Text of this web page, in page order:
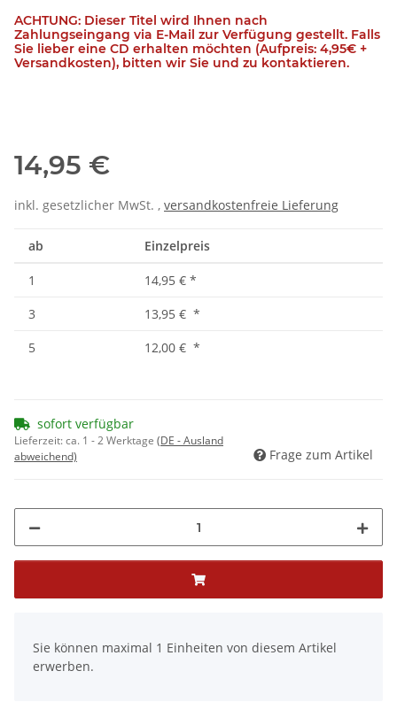
ACHTUNG: Dieser Titel wird Ihnen nach
Zahlungseingang via E-Mail zur Verfügung gestellt. Falls
Sie lieber eine CD erhalten möchten (Aufpreis: 4,95€ +
Versandkosten), bitten wir Sie und zu kontaktieren.
14,95 €
inkl. gesetzlicher MwSt. , versandkostenfreie Lieferung
ab Einzelpreis
1 14,95 € *
3
13,95 € *
5
12,00 € *
sofort verfügbar
Lieferzeit:ca. 1 - 2 Werktage (DE - Ausland
abweichend)
Frage zum Artikel
Sie können maximal 1 Einheiten von diesem Artikel
erwerben.